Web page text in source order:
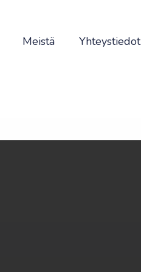
Meistä Yhteystiedot